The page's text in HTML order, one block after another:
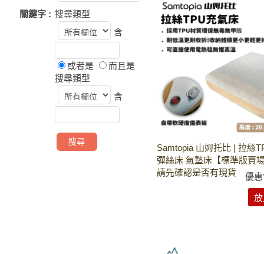
關鍵字 : 搜尋類型
含
或者是
而且是
搜尋類型
含
Samtopia 山姆托比 | 拉絲
彈絲床 氣墊床【標準版賣
請先確認是否有現貨
優